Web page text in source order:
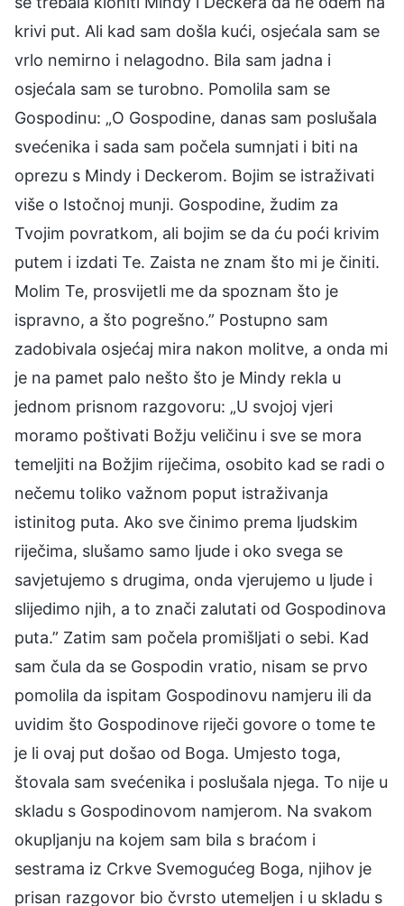
krivi put. Ali kad sam došla kući, osjećala sam se
vrlo nemirno i nelagodno. Bila sam jadna i
osjećala sam se turobno. Pomolila sam se
Gospodinu: „O Gospodine, danas sam poslušala
svećenika i sada sam počela sumnjati i biti na
oprezu s Mindy i Deckerom. Bojim se istraživati
više o Istočnoj munji. Gospodine, žudim za
Tvojim povratkom, ali bojim se da ću poći krivim
putem i izdati Te. Zaista ne znam što mi je činiti.
Molim Te, prosvijetli me da spoznam što je
ispravno, a što pogrešno.” Postupno sam
zadobivala osjećaj mira nakon molitve, a onda mi
je na pamet palo nešto što je Mindy rekla u
jednom prisnom razgovoru: „U svojoj vjeri
moramo poštivati Božju veličinu i sve se mora
temeljiti na Božjim riječima, osobito kad se radi o
nečemu toliko važnom poput istraživanja
istinitog puta. Ako sve činimo prema ljudskim
riječima, slušamo samo ljude i oko svega se
savjetujemo s drugima, onda vjerujemo u ljude i
slijedimo njih, a to znači zalutati od Gospodinova
puta.” Zatim sam počela promišljati o sebi. Kad
sam čula da se Gospodin vratio, nisam se prvo
pomolila da ispitam Gospodinovu namjeru ili da
uvidim što Gospodinove riječi govore o tome te
je li ovaj put došao od Boga. Umjesto toga,
štovala sam svećenika i poslušala njega. To nije u
skladu s Gospodinovom namjerom. Na svakom
okupljanju na kojem sam bila s braćom i
sestrama iz Crkve Svemogućeg Boga, njihov je
prisan razgovor bio čvrsto utemeljen i u skladu s